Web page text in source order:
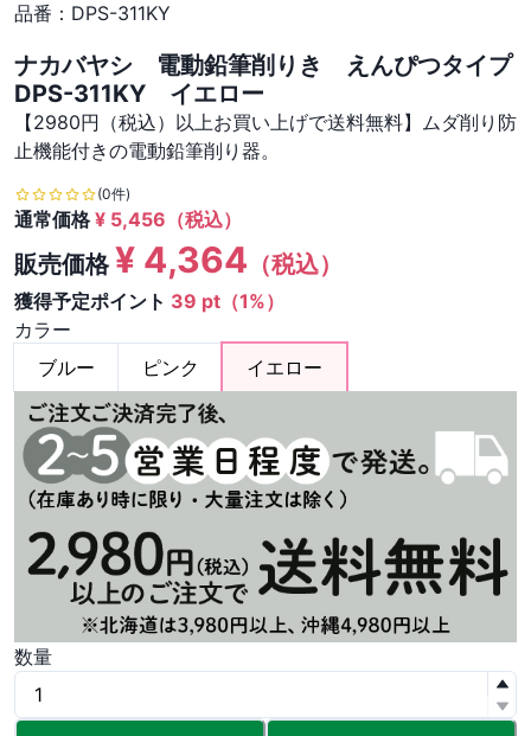
品番： DPS-311KY
ナカバヤシ 電動鉛筆削りき えんぴつタイプ
DPS-311KY イエロー
【2980円（税込）以上お買い上げで送料無料】ムダ削り防
止機能付きの電動鉛筆削り器。
(0件)
通常価格¥ 5,456 （税込）
販売価格¥ 4,364 （税込）
獲得予定ポイント 39 pt（1%）
カラー
ブルー
ピンク イエロー
数量